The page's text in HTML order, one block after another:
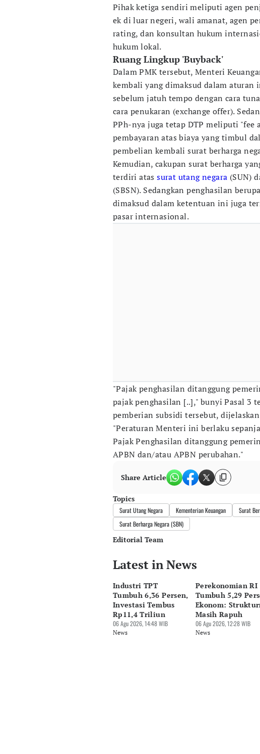
Pihak ketiga sendiri meliputi agen
ek di luar negeri, wali amanat, agen
rating, dan konsultan hukum
hukum lokal.
Ruang Lingkup 'Buyback'
Dalam PMK tersebut, Menteri
kembali yang dimaksud dalam
sebelum jatuh tempo dengan cara
cara penukaran (exchange offer).
PPh-nya juga tetap DTP meliputi "fee
pembayaran atas biaya yang timbul
pembelian kembali surat berharga
Kemudian, cakupan surat berharga
terdiri atassurat utang negara (SUN)
(SBSN). Sedangkan penghasilan
dimaksud dalam ketentuan ini juga
pasar internasional.
"Pajak penghasilan ditanggung
pajak penghasilan [..]," bunyi Pasal 3
pemberian subsidi tersebut,
"Peraturan Menteri ini berlaku
Pajak Penghasilan ditanggung
APBN dan/atau APBN perubahan."
Share Article
Topics
Surat Utang Negara Kementerian Keuangan
Surat
Surat Berharga Negara (SBN)
Editorial Team
Editor
Pingit Aria
Editor
Hendra Friana
Latest in News
Industri TPT
Tumbuh 6,36 Persen,
Investasi Tembus
Rp11,4 Triliun
06 Agu 2026, 14:48 WIB
News
Perekonomian RI
Tumbuh 5,29
Ekonom:
Masih Rapuh
06 Agu 2026, 12:28 WIB
News